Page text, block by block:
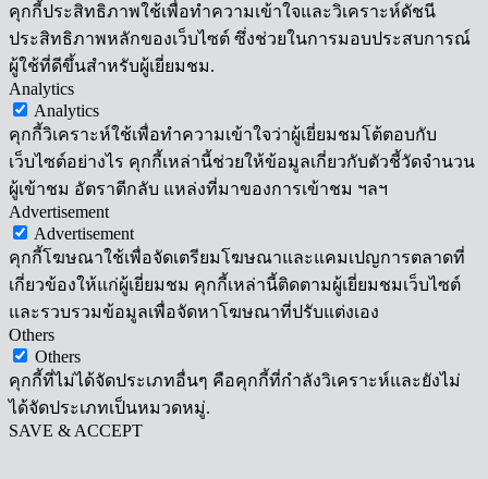
คุกกี้ประสิทธิภาพใช้เพื่อทำความเข้าใจและวิเคราะห์ดัชนี
ประสิทธิภาพหลักของเว็บไซต์ ซึ่งช่วยในการมอบประสบการณ์
ผู้ใช้ที่ดีขึ้นสำหรับผู้เยี่ยมชม.
Analytics
Analytics
คุกกี้วิเคราะห์ใช้เพื่อทำความเข้าใจว่าผู้เยี่ยมชมโต้ตอบกับ
เว็บไซต์อย่างไร คุกกี้เหล่านี้ช่วยให้ข้อมูลเกี่ยวกับตัวชี้วัดจำนวน
ผู้เข้าชม อัตราตีกลับ แหล่งที่มาของการเข้าชม ฯลฯ
Advertisement
Advertisement
คุกกี้โฆษณาใช้เพื่อจัดเตรียมโฆษณาและแคมเปญการตลาดที่
เกี่ยวข้องให้แก่ผู้เยี่ยมชม คุกกี้เหล่านี้ติดตามผู้เยี่ยมชมเว็บไซต์
และรวบรวมข้อมูลเพื่อจัดหาโฆษณาที่ปรับแต่งเอง
Others
Others
คุกกี้ที่ไม่ได้จัดประเภทอื่นๆ คือคุกกี้ที่กำลังวิเคราะห์และยังไม่
ได้จัดประเภทเป็นหมวดหมู่.
SAVE & ACCEPT